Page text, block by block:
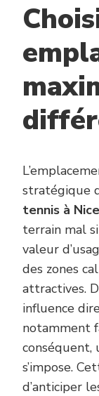
stratégique
tennis à Nice
terrain mal
valeur
des zones
attractives.
influence
notamment
s’impose.
d’anticiper